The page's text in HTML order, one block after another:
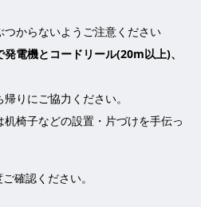
つからないようご注意ください
電機とコードリール(20m以上)、
りにご協力ください。
机椅子などの設置・片づけを手伝っ
確認ください。